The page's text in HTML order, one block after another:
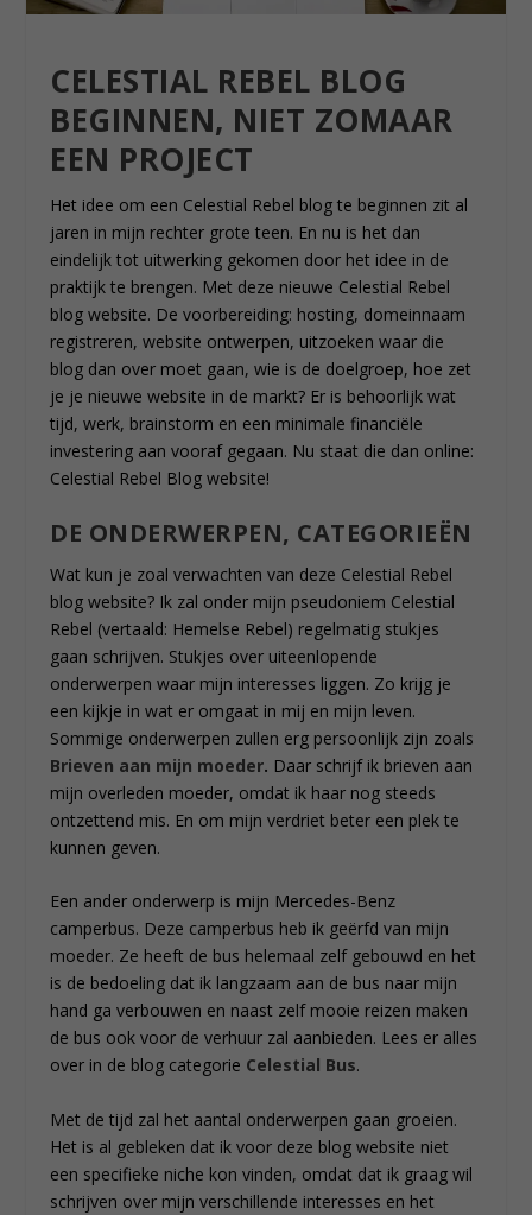
CELESTIAL REBEL BLOG
BEGINNEN, NIET ZOMAAR
EEN PROJECT
Het idee om een Celestial Rebel blog te beginnen zit al
jaren in mijn rechter grote teen. En nu is het dan
eindelijk tot uitwerking gekomen door het idee in de
praktijk te brengen. Met deze nieuwe Celestial Rebel
blog website. De voorbereiding: hosting, domeinnaam
registreren, website ontwerpen, uitzoeken waar die
blog dan over moet gaan, wie is de doelgroep, hoe zet
je je nieuwe website in de markt? Er is behoorlijk wat
tijd, werk, brainstorm en een minimale financiële
investering aan vooraf gegaan. Nu staat die dan online:
Celestial Rebel Blog website!
DE ONDERWERPEN, CATEGORIEËN
Wat kun je zoal verwachten van deze Celestial Rebel
blog website? Ik zal onder mijn pseudoniem Celestial
Rebel (vertaald: Hemelse Rebel) regelmatig stukjes
gaan schrijven. Stukjes over uiteenlopende
onderwerpen waar mijn interesses liggen. Zo krijg je
een kijkje in wat er omgaat in mij en mijn leven.
Sommige onderwerpen zullen erg persoonlijk zijn zoals
Brieven aan mijn moeder. Daar schrijf ik brieven aan
mijn overleden moeder, omdat ik haar nog steeds
ontzettend mis. En om mijn verdriet beter een plek te
kunnen geven.
Een ander onderwerp is mijn Mercedes-Benz
camperbus. Deze camperbus heb ik geërfd van mijn
moeder. Ze heeft de bus helemaal zelf gebouwd en het
is de bedoeling dat ik langzaam aan de bus naar mijn
hand ga verbouwen en naast zelf mooie reizen maken
de bus ook voor de verhuur zal aanbieden. Lees er alles
over in de blog categorie Celestial Bus.
Met de tijd zal het aantal onderwerpen gaan groeien.
Het is al gebleken dat ik voor deze blog website niet
een specifieke niche kon vinden, omdat dat ik graag wil
schrijven over mijn verschillende interesses en het